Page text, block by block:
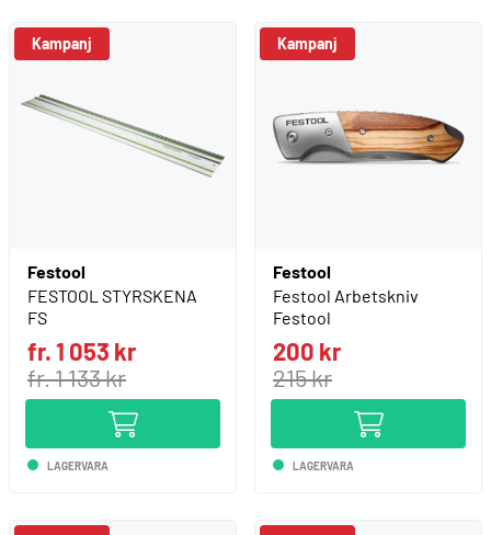
Kampanj
Festool
FESTOOL STYRSKENA
FS
fr. 1 053 kr
fr. 1 133 kr
LAGERVARA
Kampanj
Festool
Festool Arbetskniv
Festool
200 kr
215 kr
LAGERVARA